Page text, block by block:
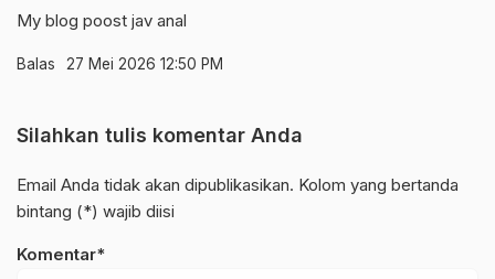
My blog poost jav anal
Balas 27 Mei 2026 12:50 PM
Silahkan tulis komentar Anda
Email Anda tidak akan dipublikasikan. Kolom yang bertanda
bintang (*) wajib diisi
Komentar*